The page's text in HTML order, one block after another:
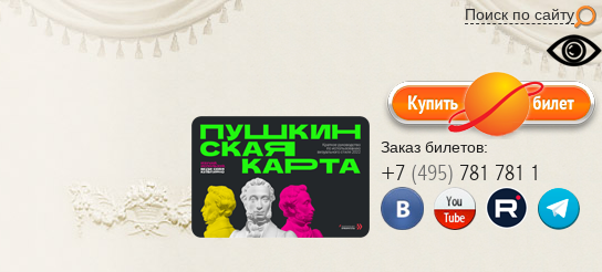
Поиск по сайту
Заказ билетов:
+7 (495) 781 781 1